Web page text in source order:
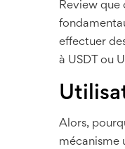
Review que
effectuer
à USDT ou
Alors,
mécanisme